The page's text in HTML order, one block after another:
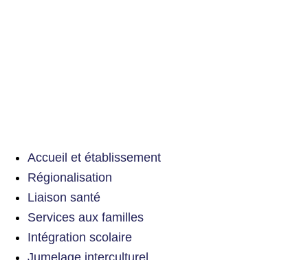
Accueil et établissement
Régionalisation
Liaison santé
Services aux familles
Intégration scolaire
Jumelage interculturel